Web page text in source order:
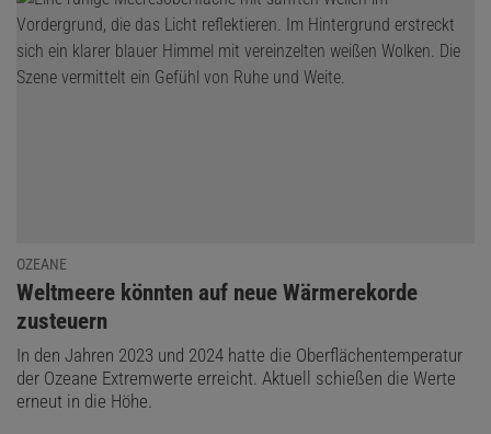
OZEANE
:
Weltmeere könnten auf neue Wärmerekorde
zusteuern
In den Jahren 2023 und 2024 hatte die Oberflächentemperatur
der Ozeane Extremwerte erreicht. Aktuell schießen die Werte
erneut in die Höhe.